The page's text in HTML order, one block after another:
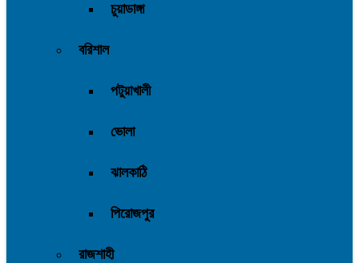
চুয়াডাঙ্গা
বরিশাল
পটুয়াখালী
ভোলা
ঝালকাঠি
পিরোজপুর
রাজশাহী